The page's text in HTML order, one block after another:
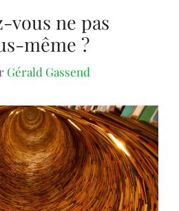
vous ne pas
même ?
Gérald Gassend